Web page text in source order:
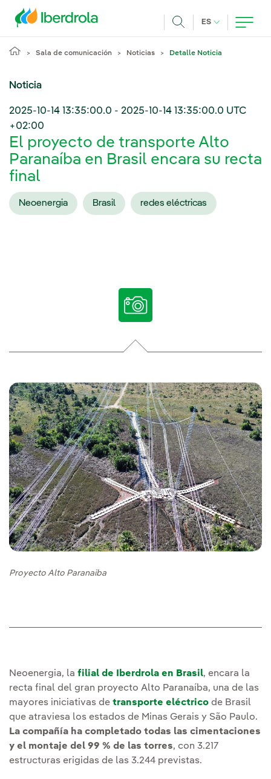
ES IDIOMA
Sala de comunicación Noticias Detalle Noticia
Noticia
2025-10-14 13:35:00.0 - 2025-10-14 13:35:00.0 UTC
+02:00
El proyecto de transporte Alto
Paranaíba en Brasil encara su recta
final
Neoenergia Brasil redes eléctricas
Proyecto Alto Paranaiba
Neoenergia, la filial de Iberdrola en Brasil, encara la
recta final del gran proyecto Alto Paranaíba, una de las
mayores iniciativas de transporte eléctrico de Brasil
que atraviesa los estados de Minas Gerais y São Paulo.
La compañía ha completado todas las cimentaciones
y el montaje del 99 % de las torres, con 3.217
estructuras erigidas de las 3.244 previstas.